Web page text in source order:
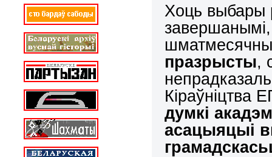
Хоць выбары
завершанымі,
празрысты,
Кіраўніцтва
думкі
асацыяцыі